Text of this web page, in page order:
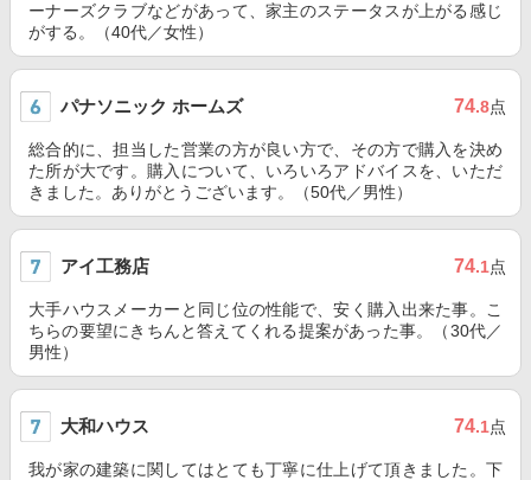
ーナーズクラブなどがあって、家主のステータスが上がる感じ
がする。（40代／女性）
パナソニック ホームズ 74.8点
総合的に、担当した営業の方が良い方で、その方で購入を決め
た所が大です。購入について、いろいろアドバイスを、いただ
きました。ありがとうございます。（50代／男性）
アイ工務店 74.1点
大手ハウスメーカーと同じ位の性能で、安く購入出来た事。こ
ちらの要望にきちんと答えてくれる提案があった事。（30代／
男性）
大和ハウス 74.1点
我が家の建築に関してはとても丁寧に仕上げて頂きました。下